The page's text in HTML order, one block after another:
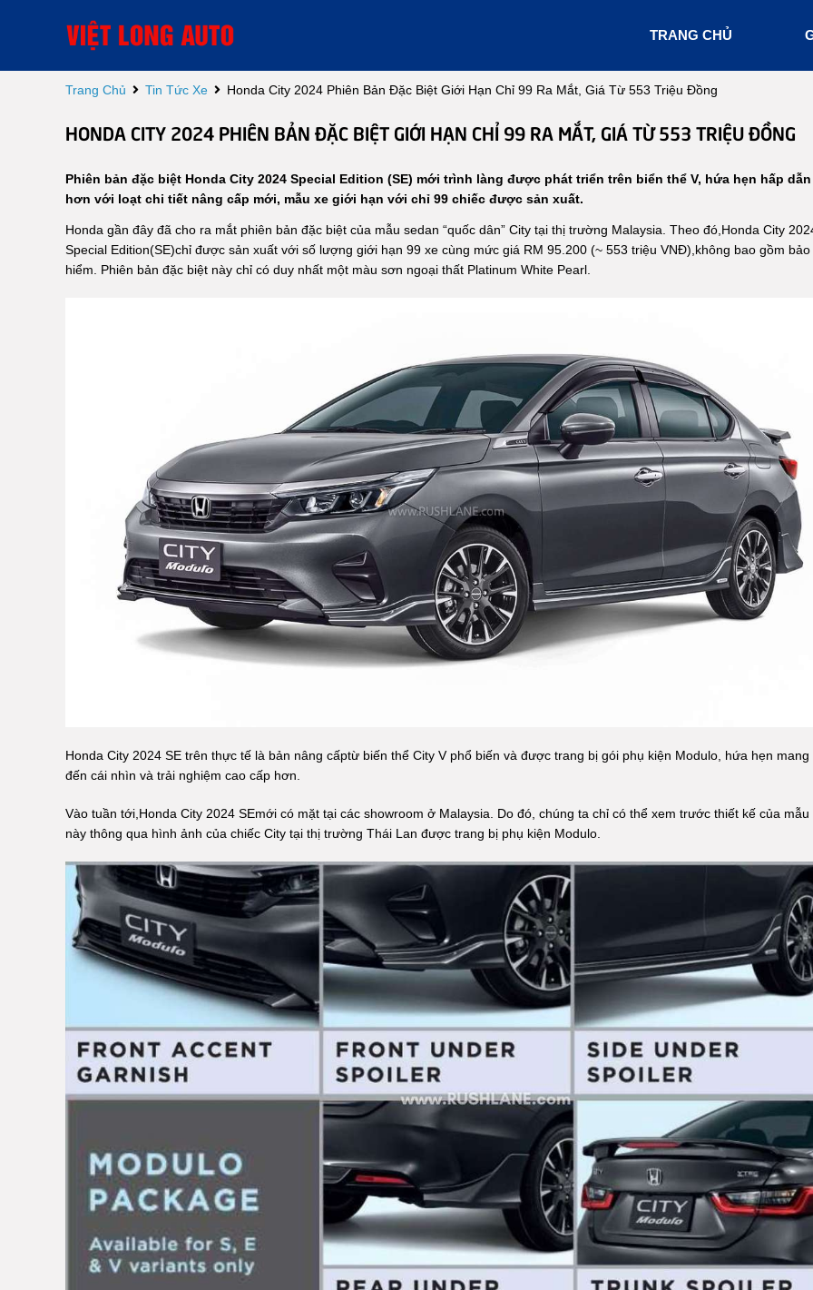
TRANG CHỦ
Trang Chủ Tin Tức Xe Honda City 2024 Phiên Bản Đặc Biệt Giới Hạn Chỉ 99 Ra Mắt, Giá Từ 553 Triệu Đồng
HONDA CITY 2024 PHIÊN BẢN ĐẶC BIỆT GIỚI HẠN CHỈ 99 RA MẮT, GIÁ TỪ 553 TRIỆU ĐỒNG
Phiên bản đặc biệt Honda City 2024 Special Edition (SE) mới trình làng được phát triển trên biển thể V, hứa hẹn hấp dẫn
hơn với loạt chi tiết nâng cấp mới, mẫu xe giới hạn với chỉ 99 chiếc được sản xuất.
Honda gần đây đã cho ra mắt phiên bản đặc biệt của mẫu sedan “quốc dân” City tại thị trường Malaysia. Theo đó,Honda City
Special Edition(SE)chỉ được sản xuất với số lượng giới hạn 99 xe cùng mức giá RM 95.200 (~ 553 triệu VNĐ),không bao gồm bảo
hiểm. Phiên bản đặc biệt này chỉ có duy nhất một màu sơn ngoại thất Platinum White Pearl.
Honda City 2024 SE trên thực tế là bản nâng cấptừ biến thể City V phổ biến và được trang bị gói phụ kiện Modulo, hứa hẹn mang
đến cái nhìn và trải nghiệm cao cấp hơn.
Vào tuần tới,Honda City 2024 SEmới có mặt tại các showroom ở Malaysia. Do đó, chúng ta chỉ có thể xem trước thiết kế của mẫu
này thông qua hình ảnh của chiếc City tại thị trường Thái Lan được trang bị phụ kiện Modulo.